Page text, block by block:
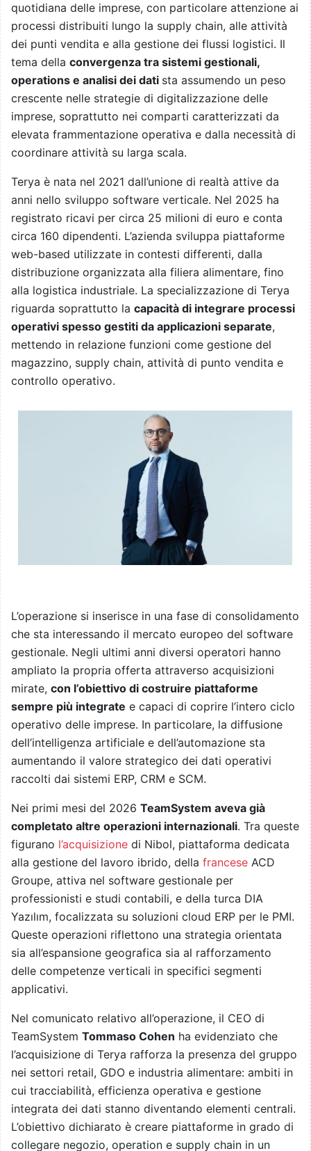
quotidiana delle imprese, con particolare attenzione ai
processi distribuiti lungo la supply chain, alle attività
dei punti vendita e alla gestione dei flussi logistici. Il
tema della convergenza tra sistemi gestionali,
operations e analisi dei dati sta assumendo un peso
crescente nelle strategie di digitalizzazione delle
imprese, soprattutto nei comparti caratterizzati da
elevata frammentazione operativa e dalla necessità di
coordinare attività su larga scala.
Terya è nata nel 2021 dall’unione di realtà attive da
anni nello sviluppo software verticale. Nel 2025 ha
registrato ricavi per circa 25 milioni di euro e conta
circa 160 dipendenti. L’azienda sviluppa piattaforme
web-based utilizzate in contesti differenti, dalla
distribuzione organizzata alla filiera alimentare, fino
alla logistica industriale. La specializzazione di Terya
riguarda soprattutto la capacità di integrare processi
operativi spesso gestiti da applicazioni separate,
mettendo in relazione funzioni come gestione del
magazzino, supply chain, attività di punto vendita e
controllo operativo.
L’operazione si inserisce in una fase di consolidamento
che sta interessando il mercato europeo del software
gestionale. Negli ultimi anni diversi operatori hanno
ampliato la propria offerta attraverso acquisizioni
mirate, con l’obiettivo di costruire piattaforme
sempre più integrate e capaci di coprire l’intero ciclo
operativo delle imprese. In particolare, la diffusione
dell’intelligenza artificiale e dell’automazione sta
aumentando il valore strategico dei dati operativi
raccolti dai sistemi ERP, CRM e SCM.
Nei primi mesi del 2026 TeamSystem aveva già
completato altre operazioni internazionali. Tra queste
figurano l’acquisizione di Nibol, piattaforma dedicata
alla gestione del lavoro ibrido, della francese ACD
Groupe, attiva nel software gestionale per
professionisti e studi contabili, e della turca DIA
Yazılım, focalizzata su soluzioni cloud ERP per le PMI.
Queste operazioni riflettono una strategia orientata
sia all’espansione geografica sia al rafforzamento
delle competenze verticali in specifici segmenti
applicativi.
Nel comunicato relativo all’operazione, il CEO di
TeamSystem Tommaso Cohen ha evidenziato che
l’acquisizione di Terya rafforza la presenza del gruppo
nei settori retail, GDO e industria alimentare: ambiti in
cui tracciabilità, efficienza operativa e gestione
integrata dei dati stanno diventando elementi centrali.
L’obiettivo dichiarato è creare piattaforme in grado di
collegare negozio, operation e supply chain in un